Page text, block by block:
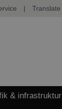
| Translate
& infrastruktur